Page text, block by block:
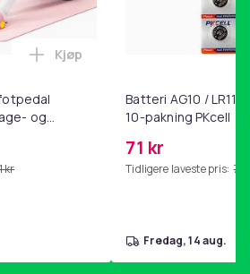
og
kr
Legg Magetrener, 6-rørs
Kjøp
Batteri AG10 /
10-pakning PKcell
71 kr
Tidligere laveste pris: 76
fredag, 14 aug.